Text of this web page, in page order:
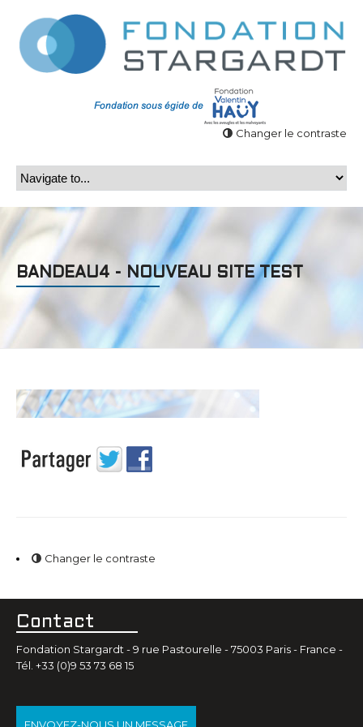
Changer le contraste
BANDEAU4 - NOUVEAU SITE TEST
Changer le contraste
Contact
Fondation Stargardt - 9 rue Pastourelle - 75003 Paris - France -
Tél. +33 (0)9 53 73 68 15
ENVOYEZ-NOUS UN MESSAGE